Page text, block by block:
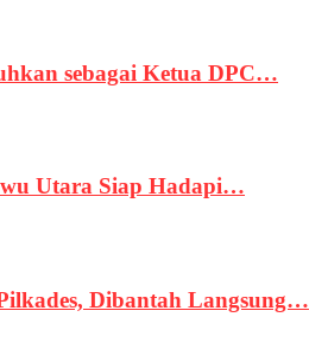
sebagai Ketua DPC…
Utara Siap Hadapi…
Dibantah Langsung…